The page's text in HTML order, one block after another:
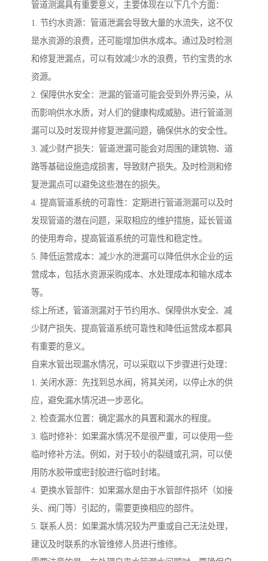
管道测漏具有重要意义，主要体现在以下几个方面：
1. 节约水资源：管道泄漏会导致大量的水流失，这不仅
是水资源的浪费，还可能增加供水成本。通过及时检测
和修复泄漏点，可以有效减少水的浪费，节约宝贵的水
资源。
2. 保障供水安全：泄漏的管道可能会受到外界污染，从
而影响供水水质，对人们的健康构成威胁。进行管道测
漏可以及时发现并修复泄漏问题，确保供水的安全性。
3. 减少财产损失：管道泄漏可能会对周围的建筑物、道
路等基础设施造成损害，导致财产损失。及时检测和修
复泄漏点可以避免这些潜在的损失。
4. 提高管道系统的可靠性：定期进行管道测漏可以及时
发现管道的潜在问题，采取相应的维护措施，延长管道
的使用寿命，提高管道系统的可靠性和稳定性。
5. 降低运营成本：减少水的泄漏可以降低供水企业的运
营成本，包括水资源采购成本、水处理成本和输水成本
等。
综上所述，管道测漏对于节约用水、保障供水安全、减
少财产损失、提高管道系统可靠性和降低运营成本都具
有重要的意义。
自来水管出现漏水情况，可以采取以下步骤进行处理：
1. 关闭水源：先找到总水阀，将其关闭，以停止水的供
应，避免漏水情况进一步恶化。
2. 检查漏水位置：确定漏水的具置和漏水的程度。
3. 临时修补：如果漏水情况不是很严重，可以使用一些
临时修补方法。例如，对于较小的裂缝或孔洞，可以使
用防水胶带或密封胶进行临时封堵。
4. 更换水管部件：如果漏水是由于水管部件损坏（如接
头、阀门等）引起的，需要更换相应的部件。
5. 联系人员：如果漏水情况较为严重或自己无法处理，
建议及时联系的水管维修人员进行维修。